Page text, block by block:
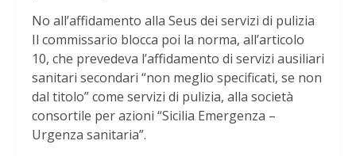
No all’affidamento alla Seus dei servizi di pulizia
Il commissario blocca poi la norma, all’articolo
10, che prevedeva l’affidamento di servizi ausiliari
sanitari secondari “non meglio specificati, se non
dal titolo” come servizi di pulizia, alla società
consortile per azioni “Sicilia Emergenza –
Urgenza sanitaria”.